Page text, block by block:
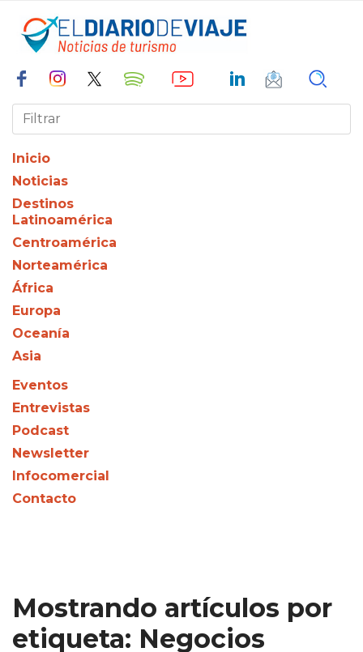
Inicio
Noticias
Destinos
Latinoamérica
Centroamérica
Norteamérica
África
Europa
Oceanía
Asia
Eventos
Entrevistas
Podcast
Newsletter
Infocomercial
Contacto
Mostrando artículos por
etiqueta: Negocios